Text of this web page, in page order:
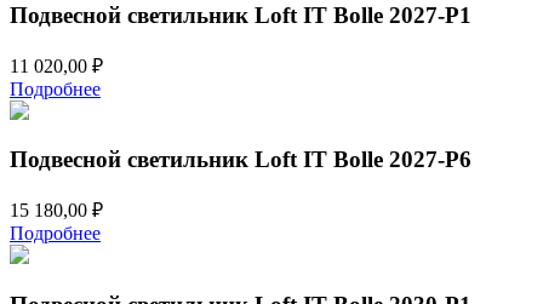
Подвесной светильник Loft IT Bolle 2027-P1
11 020,00 ₽
Подробнее
Подвесной светильник Loft IT Bolle 2027-P6
15 180,00 ₽
Подробнее